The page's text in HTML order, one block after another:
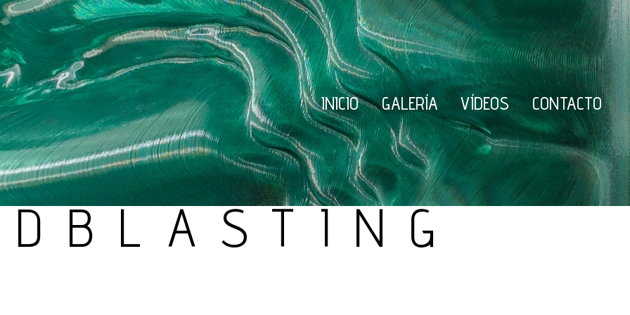
INICIO GALERÍA VÍDEOS CONTACTO